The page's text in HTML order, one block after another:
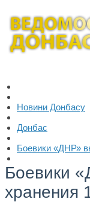
Новини Донбасу
Донбас
Боевики «ДНР»
Боевики
хранения